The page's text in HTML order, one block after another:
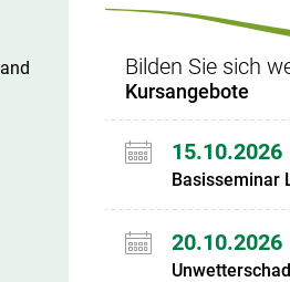
Bilden Sie sich
Kursangebote
15.10.2026
Basisseminar
20.10.2026